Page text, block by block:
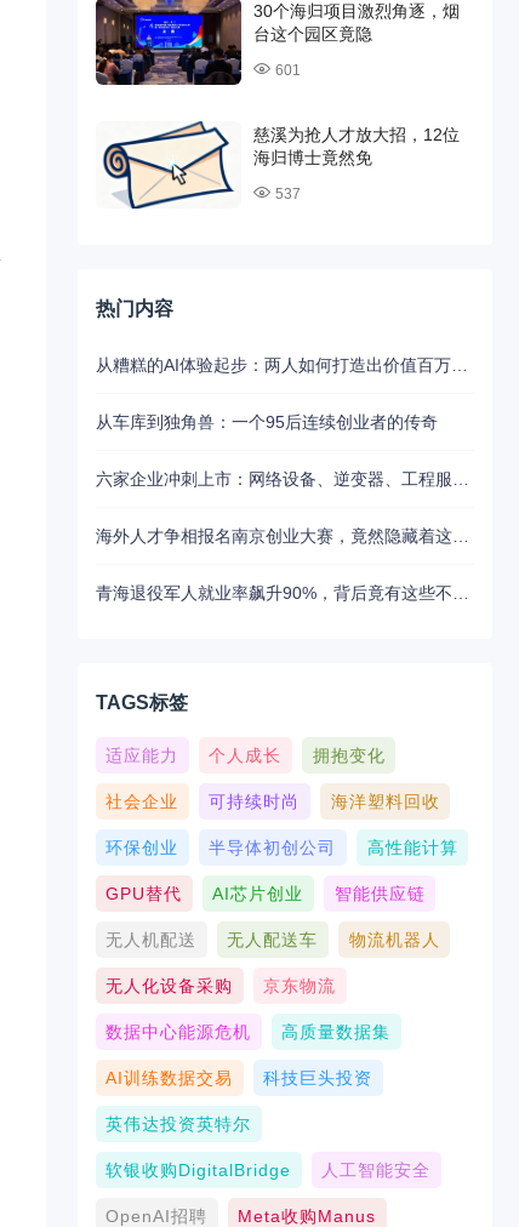
30个海归项目激烈角逐，烟
台这个园区竟隐
601
慈溪为抢人才放大招，12位
海归博士竟然免
537
热门内容
从糟糕的AI体验起步：两人如何打造出价值百万美元的UX写作助手
从车库到独角兽：一个95后连续创业者的传奇
海外人才争相报名南京创业大赛，竟然隐藏着这些不为人知的秘密
TAGS标签
适应能力 个人成长 拥抱变化
社会企业 可持续时尚 海洋塑料回收
环保创业 半导体初创公司 高性能计算
GPU替代 AI芯片创业 智能供应链
无人机配送 无人配送车 物流机器人
无人化设备采购 京东物流
数据中心能源危机 高质量数据集
AI训练数据交易 科技巨头投资
英伟达投资英特尔
软银收购DigitalBridge 人工智能安全
OpenAI招聘 Meta收购Manus